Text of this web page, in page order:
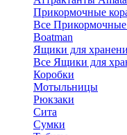
Прикормочные
Все Прикормочные
Boatman
Ящики для
Все Ящики для
Коробки
Мотыльницы
Рюкзаки
Сита
Сумки